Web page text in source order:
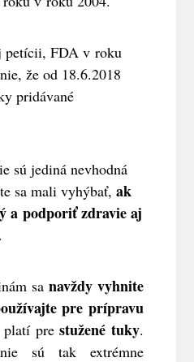
petícii, FDA v roku
že od 18.6.2018
pridávané
sú jediná nevhodná
sa mali vyhýbať,ak
a podporiť zdravie aj
.
sa navždy vyhnite
pre prípravu
platí prestužené tuky.
sú tak extrémne